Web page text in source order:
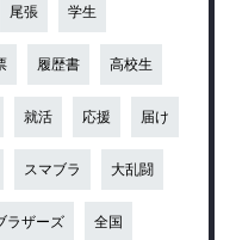
尾張 学生
履歴書 高校生
就活 応援 届け
スマブラ 大乱闘
ラザーズ 全国